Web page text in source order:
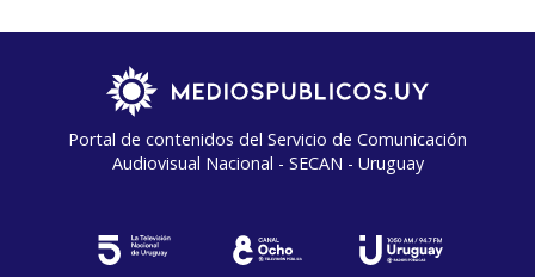
Portal de contenidos del Servicio de Comunicación
Audiovisual Nacional - SECAN - Uruguay